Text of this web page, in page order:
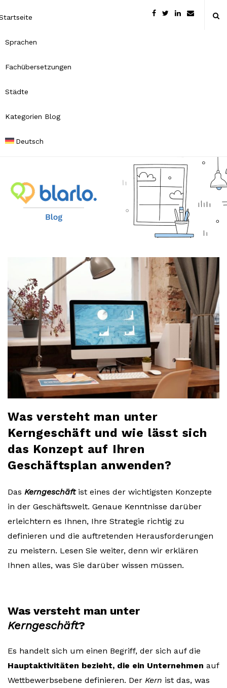
Sprachen
Fachübersetzungen
Städte
Kategorien Blog
Deutsch
B
l
o
b
o
g
Was versteht man unter
Kerngeschäft und wie lässt sich
das Konzept auf Ihren
Geschäftsplan anwenden?
Das Kerngeschäftist eines der wichtigsten Konzepte
in der Geschäftswelt. Genaue Kenntnisse darüber
erleichtern es Ihnen, Ihre Strategie richtig zu
definieren und die auftretenden Herausforderungen
zu meistern. Lesen Sie weiter, denn wir erklären
Ihnen alles, was Sie darüber wissen müssen.
Was versteht man unter
Kerngeschäft?
Es handelt sich um einen Begriff, der sich auf die
Hauptaktivitäten bezieht, die ein Unternehmen auf
Wettbewerbsebene definieren. Der Kern ist das, was